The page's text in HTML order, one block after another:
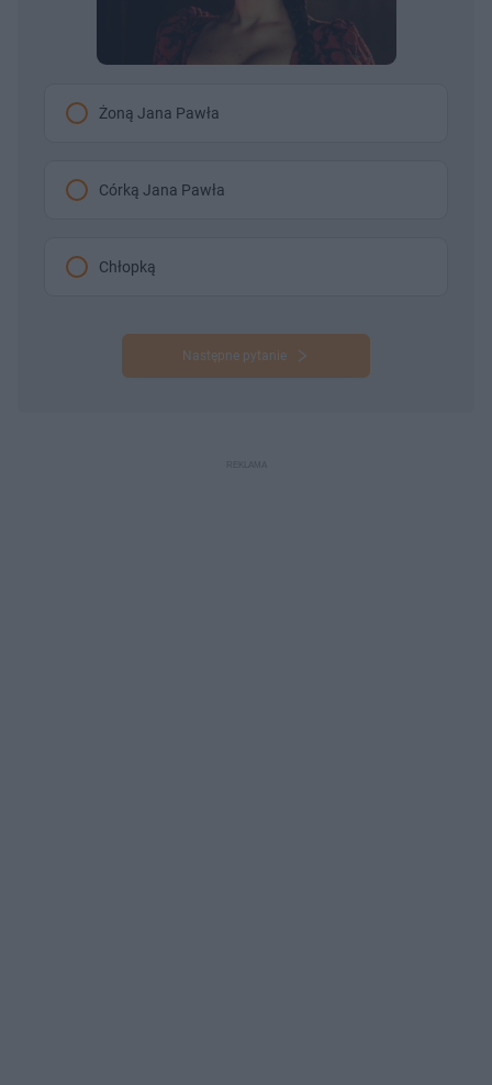
Żoną Jana Pawła
Córką Jana Pawła
Chłopką
Następne pytanie